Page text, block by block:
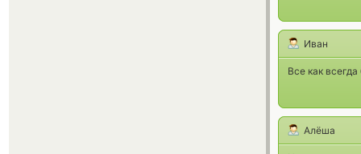
Иван
Все как
Алёша